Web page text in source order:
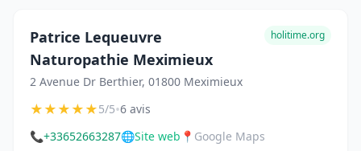
Patrice Lequeuvre
Naturopathie Meximieux
2 Avenue Dr Berthier, 01800 Meximieux
holitime.org
★★★★★5/5•6 avis
📞+33652663287🌐Site web 📍 Google Maps